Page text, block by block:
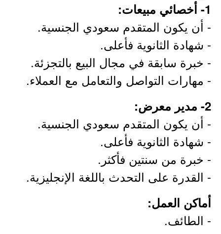
1- أخصائي مبيعات:
- أن يكون المتقدم سعودي الجنسية.
- شهادة الثانوية فأعلى.
- خبرة سابقة في مجال البيع بالتجزئة.
- مهارات التواصل والتعامل مع العملاء.
2- مدير معرض:
- أن يكون المتقدم سعودي الجنسية.
- شهادة الثانوية فأعلى.
- خبرة من سنتين فأكثر.
- القدرة على التحدث باللغة الإنجليزية.
أماكن العمل:
- الطائف.